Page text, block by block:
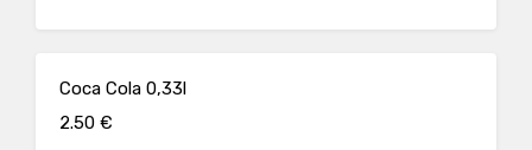
Coca Cola 0,33l
2.50 €